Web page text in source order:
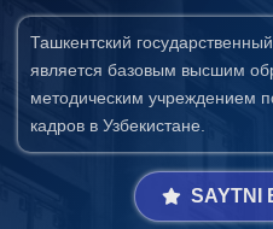
Ташкентский
является базовым высшим
методическим учреждением
кадров в Узбекистане.
SAYTNI